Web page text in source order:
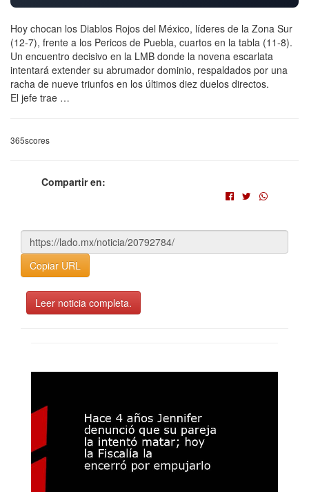
Hoy chocan los Diablos Rojos del México, líderes de la Zona Sur
(12-7), frente a los Pericos de Puebla, cuartos en la tabla (11-8).
Un encuentro decisivo en la LMB donde la novena escarlata
intentará extender su abrumador dominio, respaldados por una
racha de nueve triunfos en los últimos diez duelos directos.
El jefe trae …
365scores
Compartir en:
Copiar URL
Leer noticia completa.